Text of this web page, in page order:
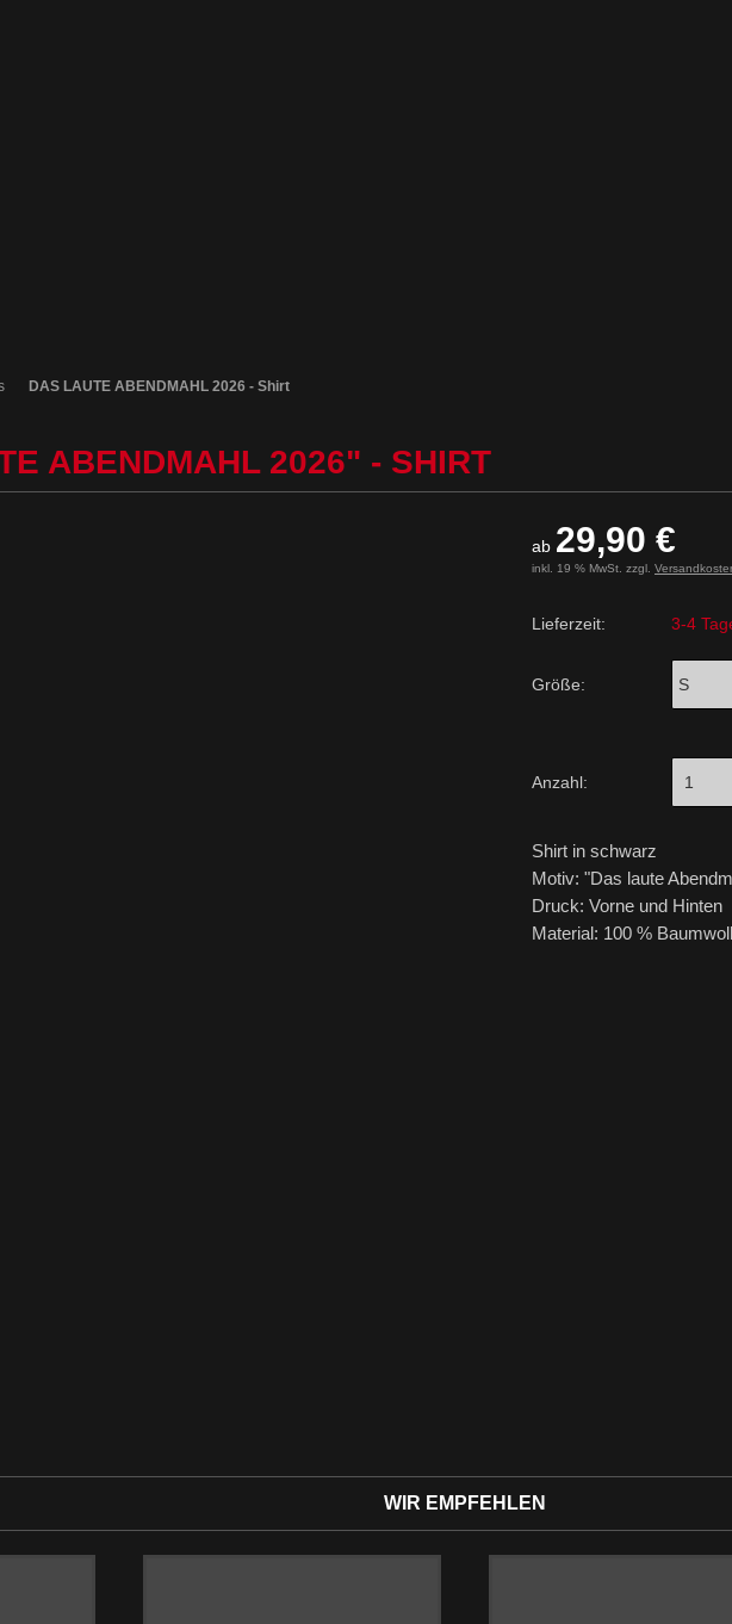
DAS LAUTE ABENDMAHL 2026 - Shirt
ABENDMAHL 2026" - SHIRT
ab 29,90 €
inkl. 19 % MwSt. zzgl.
Lieferzeit: 3-4
Größe:
Anzahl:
Shirt in schwarz
Motiv: "Das laute
Druck: Vorne und Hinten
Material: 100 %
WIR EMPFEHLEN